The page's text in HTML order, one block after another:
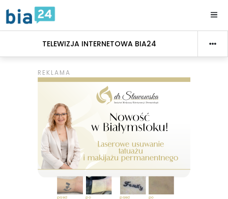
TELEWIZJA INTERNETOWA BIA24